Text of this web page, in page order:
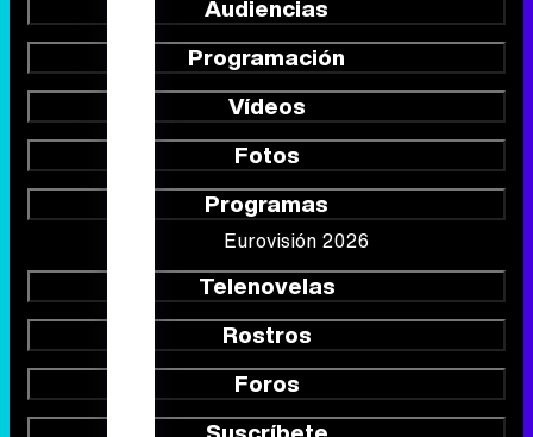
Programas
Eurovisión 2026
Telenovelas
Rostros
Foros
Suscríbete
Síguenos